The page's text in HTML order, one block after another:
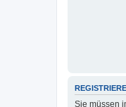
Sie müssen